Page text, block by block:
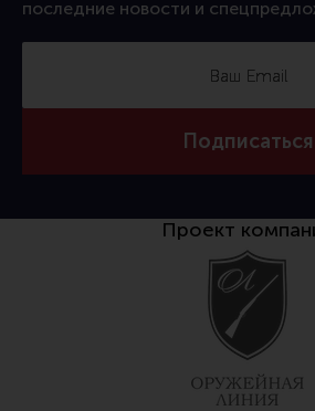
последние новости и
Подписаться
Проект